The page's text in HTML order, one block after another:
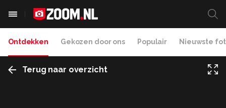
Ontdekken Gekozen door ons Populair Nieuwste
Terug naar overzicht